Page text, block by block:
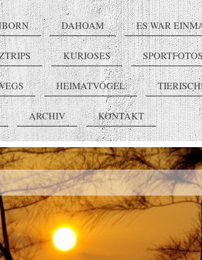
DAHOAM ES WAR
KURIOSES
HEIMATVÖGEL
ARCHIV KONTAKT